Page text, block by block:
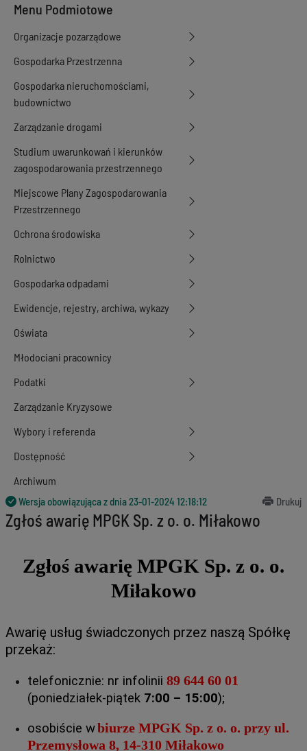
Menu Podmiotowe
Organizacje pozarządowe
Gospodarka Przestrzenna
Gospodarka nieruchomościami,
budownictwo
Zarządzanie drogami
Studium uwarunkowań i kierunków
zagospodarowania przestrzennego
Miejscowe Plany Zagospodarowania
Przestrzennego
Ochrona środowiska
Rolnictwo
Gospodarka odpadami
Ewidencje, rejestry, archiwa, wykazy
Oświata
Młodociani pracownicy
Podatki
Zarządzanie Kryzysowe
Wybory i referenda
Dostępność
Archiwum
Wersja obowiązująca z dnia23-01-2024 12:18:12 Drukuj
Zgłoś awarię MPGK Sp. z o. o. Miłakowo
Zgłoś awarię MPGK Sp. z o. o.
Miłakowo
Awarię usług świadczonych przez naszą Spółkę
przekaż:
telefonicznie: nr infolinii 89 644 60 01
(poniedziałek-piątek 7:00 – 15:00);
osobiście wbiurze MPGK Sp. z o. o. przy ul.
Przemysłowa 8, 14-310 Miłakowo